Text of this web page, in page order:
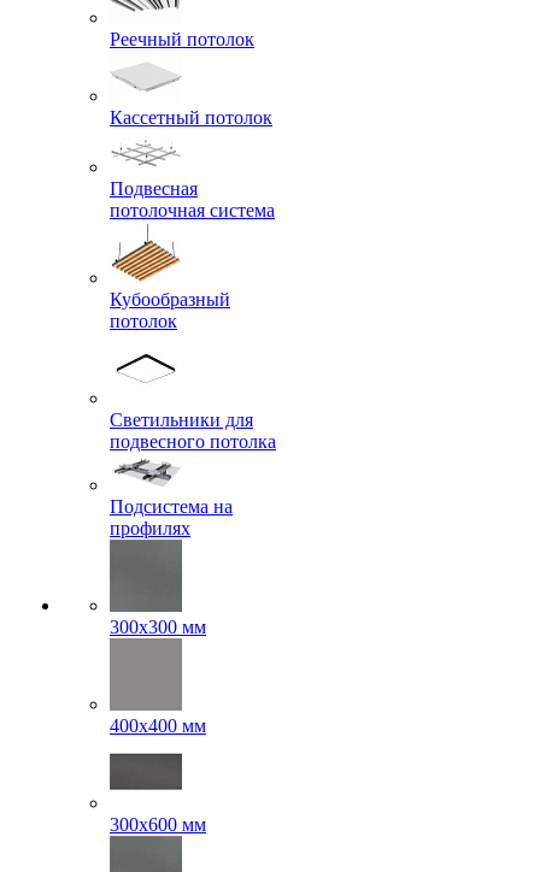
Реечный потолок
Кассетный потолок
Подвесная
потолочная система
Кубообразный
потолок
Светильники для
подвесного потолка
Подсистема на
профилях
300x300 мм
400х400 мм
300x600 мм